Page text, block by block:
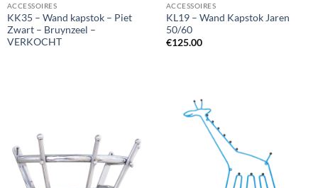
ACCESSOIRES
KK35 – Wand kapstok – Piet
Zwart – Bruynzeel –
VERKOCHT
ACCESSOIRES
KL19 – Wand Kapstok Jaren
50/60
€125.00